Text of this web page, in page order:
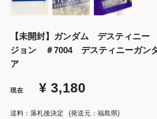
【未開封】ガンダム デスティニー
ジョン ＃7004 デスティニーガン
ア
現在 ¥ 3,180
送料：落札後決定 (発送元：福島県)